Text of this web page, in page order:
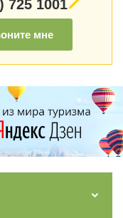
725 1001
мне